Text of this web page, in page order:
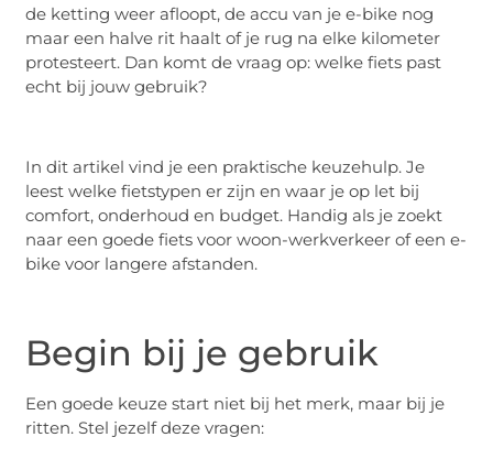
de ketting weer afloopt, de accu van je e-bike nog
maar een halve rit haalt of je rug na elke kilometer
protesteert. Dan komt de vraag op: welke fiets past
echt bij jouw gebruik?
In dit artikel vind je een praktische keuzehulp. Je
leest welke fietstypen er zijn en waar je op let bij
comfort, onderhoud en budget. Handig als je zoekt
naar een goede fiets voor woon-werkverkeer of een e-
bike voor langere afstanden.
Begin bij je gebruik
Een goede keuze start niet bij het merk, maar bij je
ritten. Stel jezelf deze vragen: